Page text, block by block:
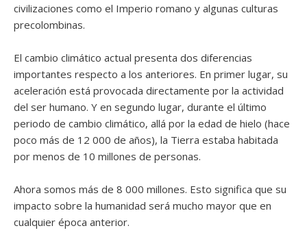
civilizaciones como el Imperio romano y algunas culturas
precolombinas.
El cambio climático actual presenta dos diferencias
importantes respecto a los anteriores. En primer lugar, su
aceleración está provocada directamente por la actividad
del ser humano. Y en segundo lugar, durante el último
periodo de cambio climático, allá por la edad de hielo (hace
poco más de 12 000 de años), la Tierra estaba habitada
por menos de 10 millones de personas.
Ahora somos más de 8 000 millones. Esto significa que su
impacto sobre la humanidad será mucho mayor que en
cualquier época anterior.